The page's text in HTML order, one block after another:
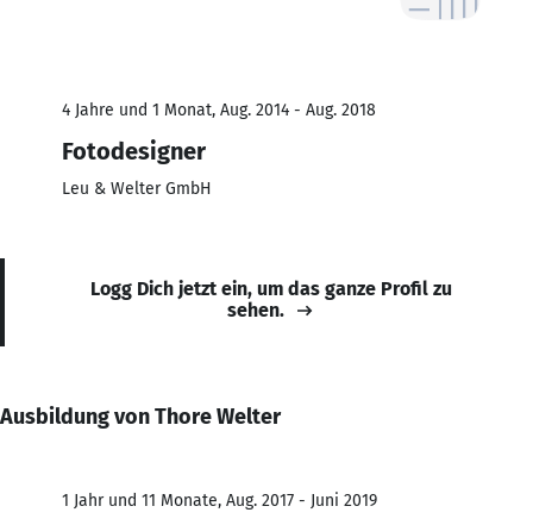
4 Jahre und 1 Monat, Aug. 2014 - Aug. 2018
Fotodesigner
Leu & Welter GmbH
Logg Dich jetzt ein, um das ganze Profil zu
sehen.
Ausbildung von Thore Welter
1 Jahr und 11 Monate, Aug. 2017 - Juni 2019